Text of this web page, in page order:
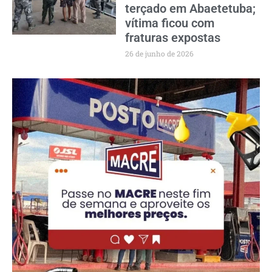
terçado em Abaetetuba;
vítima ficou com
fraturas expostas
26 de junho de 2026
PUBLICIDADE